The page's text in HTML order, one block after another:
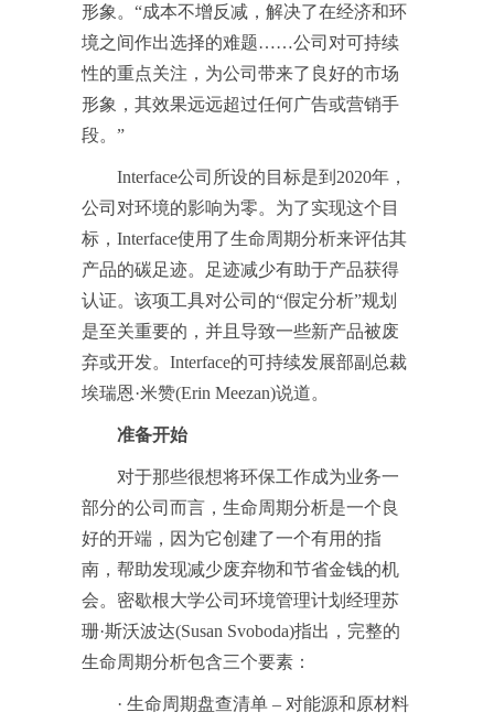
形象。“成本不增反减，解决了在经济和环
境之间作出选择的难题……公司对可持续
性的重点关注，为公司带来了良好的市场
形象，其效果远远超过任何广告或营销手
段。”
Interface公司所设的目标是到2020年，
公司对环境的影响为零。为了实现这个目
标，Interface使用了生命周期分析来评估其
产品的碳足迹。足迹减少有助于产品获得
认证。该项工具对公司的“假定分析”规划
是至关重要的，并且导致一些新产品被废
弃或开发。Interface的可持续发展部副总裁
埃瑞恩·米赞(Erin Meezan)说道。
准备开始
对于那些很想将环保工作成为业务一
部分的公司而言，生命周期分析是一个良
好的开端，因为它创建了一个有用的指
南，帮助发现减少废弃物和节省金钱的机
会。密歇根大学公司环境管理计划经理苏
珊·斯沃波达(Susan Svoboda)指出，完整的
生命周期分析包含三个要素：
· 生命周期盘查清单 – 对能源和原材料